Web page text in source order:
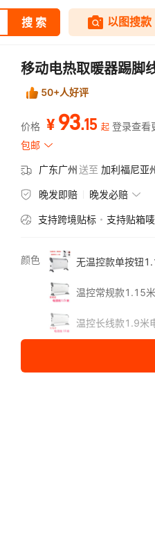
移动电热取暖器踢脚
50+人好评
价格 ¥ 93.15 起 登录查看
包邮
广东广州送至 加利福尼亚
晚发即赔 晚发必赔
支持跨境贴标 支持贴箱唛
颜色 无温控款单按钮
温控常规款1.15
温控长线款1.9米